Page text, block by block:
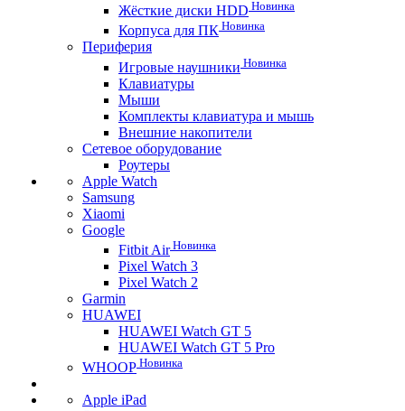
Жёсткие диски HDD Новинка
Корпуса для ПК Новинка
Периферия
Игровые наушники Новинка
Клавиатуры
Мыши
Комплекты клавиатура и мышь
Внешние накопители
Сетевое оборудование
Роутеры
Apple Watch
Samsung
Xiaomi
Google
Fitbit AirНовинка
Pixel Watch 3
Pixel Watch 2
Garmin
HUAWEI
HUAWEI Watch GT 5
HUAWEI Watch GT 5 Pro
WHOOP Новинка
Apple iPad